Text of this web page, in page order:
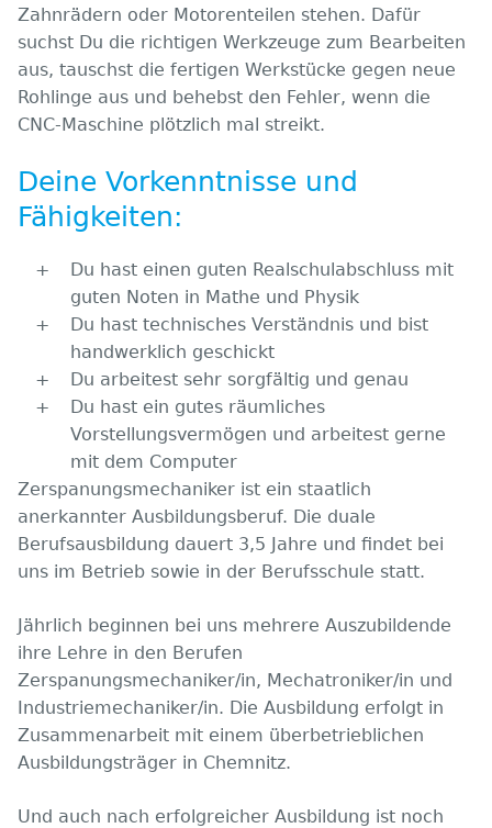
Zahnrädern oder Motorenteilen stehen. Dafür
suchst Du die richtigen Werkzeuge zum Bearbeiten
aus, tauschst die fertigen Werkstücke gegen neue
Rohlinge aus und behebst den Fehler, wenn die
CNC-Maschine plötzlich mal streikt.
Deine Vorkenntnisse und
Fähigkeiten:
Du hast einen guten Realschulabschluss mit
guten Noten in Mathe und Physik
Du hast technisches Verständnis und bist
handwerklich geschickt
Du arbeitest sehr sorgfältig und genau
Du hast ein gutes räumliches
Vorstellungsvermögen und arbeitest gerne
mit dem Computer
Zerspanungsmechaniker ist ein staatlich
anerkannter Ausbildungsberuf. Die duale
Berufsausbildung dauert 3,5 Jahre und findet bei
uns im Betrieb sowie in der Berufsschule statt.
Jährlich beginnen bei uns mehrere Auszubildende
ihre Lehre in den Berufen
Zerspanungsmechaniker/in, Mechatroniker/in und
Industriemechaniker/in. Die Ausbildung erfolgt in
Zusammenarbeit mit einem überbetrieblichen
Ausbildungsträger in Chemnitz.
Und auch nach erfolgreicher Ausbildung ist noch